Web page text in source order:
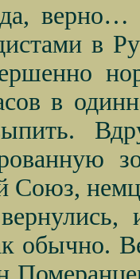
верно…
в
в
Союз,
обычно.